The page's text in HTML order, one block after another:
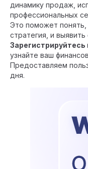
динамику продаж,
профессиональных
Это поможет понять,
стратегия, и
Зарегистрируйтесь
узнайте ваш
Предоставляем
дня.